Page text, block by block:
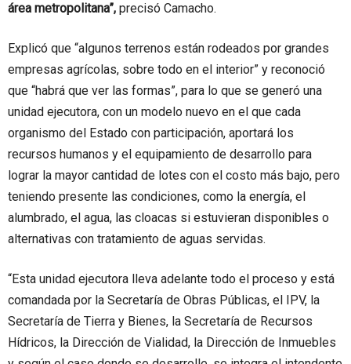
área metropolitana”, precisó Camacho.
Explicó que “algunos terrenos están rodeados por grandes
empresas agrícolas, sobre todo en el interior” y reconoció
que “habrá que ver las formas”, para lo que se generó una
unidad ejecutora, con un modelo nuevo en el que cada
organismo del Estado con participación, aportará los
recursos humanos y el equipamiento de desarrollo para
lograr la mayor cantidad de lotes con el costo más bajo, pero
teniendo presente las condiciones, como la energía, el
alumbrado, el agua, las cloacas si estuvieran disponibles o
alternativas con tratamiento de aguas servidas.
“Esta unidad ejecutora lleva adelante todo el proceso y está
comandada por la Secretaría de Obras Públicas, el IPV, la
Secretaría de Tierra y Bienes, la Secretaría de Recursos
Hídricos, la Dirección de Vialidad, la Dirección de Inmuebles